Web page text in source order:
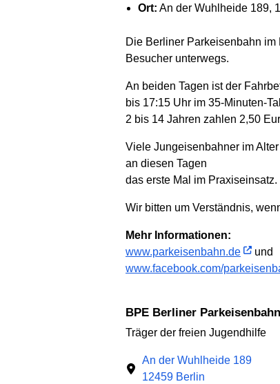
Ort: An der Wuhlheide 189,
Die Berliner Parkeisenbahn
Besucher unterwegs.
An beiden Tagen ist der
bis 17:15 Uhr im 35-Minuten-
2 bis 14 Jahren zahlen 2,50
Viele Jungeisenbahner im
an diesen Tagen
das erste Mal im Praxiseinsatz.
Wir bitten um Verständnis,
Mehr Informationen:
www.parkeisenbahn.de
und
www.facebook.com/
BPE Berliner
Träger der freien Jugendhilfe
An der Wuhlheide 189
12459 Berlin